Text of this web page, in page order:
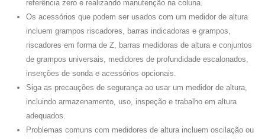
referência zero e realizando manutenção na coluna.
Os acessórios que podem ser usados ​​com um medidor de altura
incluem grampos riscadores, barras indicadoras e grampos,
riscadores em forma de Z, barras medidoras de altura e conjuntos
de grampos universais, medidores de profundidade escalonados,
inserções de sonda e acessórios opcionais.
Siga as precauções de segurança ao usar um medidor de altura,
incluindo armazenamento, uso, inspeção e trabalho em altura
adequados.
Problemas comuns com medidores de altura incluem oscilação ou